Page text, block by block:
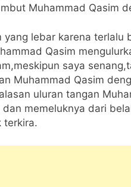
Muhammad Qasim
yang lebar karena terlalu
Qasim
saya
Muhammad Qasim
uluran tangan
memeluknya dari
terkira.